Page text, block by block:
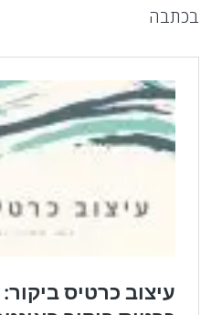
בכתבה